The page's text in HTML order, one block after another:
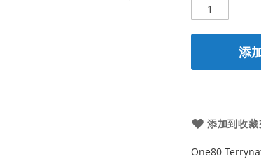
添
添加到收藏
One80